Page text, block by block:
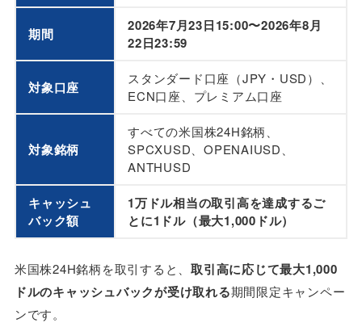
期間
2026年7月23日15:00〜2026年8月
22日23:59
対象口座
スタンダード口座（JPY・USD）、
ECN口座、プレミアム口座
対象銘柄
すべての米国株24H銘柄、
SPCXUSD、OPENAIUSD、
ANTHUSD
キャッシュ
バック額
1万ドル相当の取引高を達成するご
とに1ドル（最大1,000ドル）
米国株24H銘柄を取引すると、取引高に応じて最大1,000
ドルのキャッシュバックが受け取れる期間限定キャンペー
ンです。